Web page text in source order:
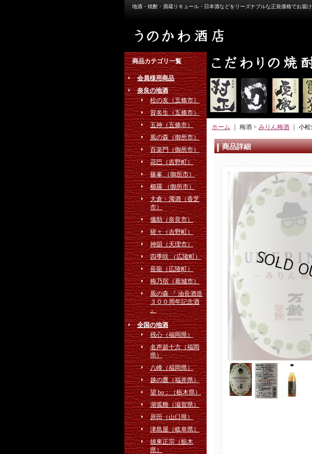
地酒・焼酎・酒蔵リキュール・日本酒などをリーズナブルな正規価格でお届け
商品カテゴリ一覧
会員様用商品
奈良の地酒
松の友（五條市）
賀名生（五條市）
五神（五條市）
風の森（御所市）
百楽門（御所市）
花巴（吉野町）
篠峯 （御所市）
櫛羅 （御所市）
大倉・濁酒（香芝
市）
儀助（奈良市）
猩々（吉野町）
神韻（天理市）
四季咲 （広陵町）
長龍（広陵町）
梅乃宿（葛城市）
⾵の森 『 油⻑酒造
３００周年記念酒
』
全国の地酒
残心（福岡県）
名声超十方（福岡
県）
八峰（福岡県）
越の鷹（福井県）
望 bo：（栃木県）
湖弧艪（滋賀県）
原田（山口県）
津島屋（岐阜県）
雄東正宗（栃木
県）
ホーム ｜ 梅酒 > みりん梅酒 小
商品詳細